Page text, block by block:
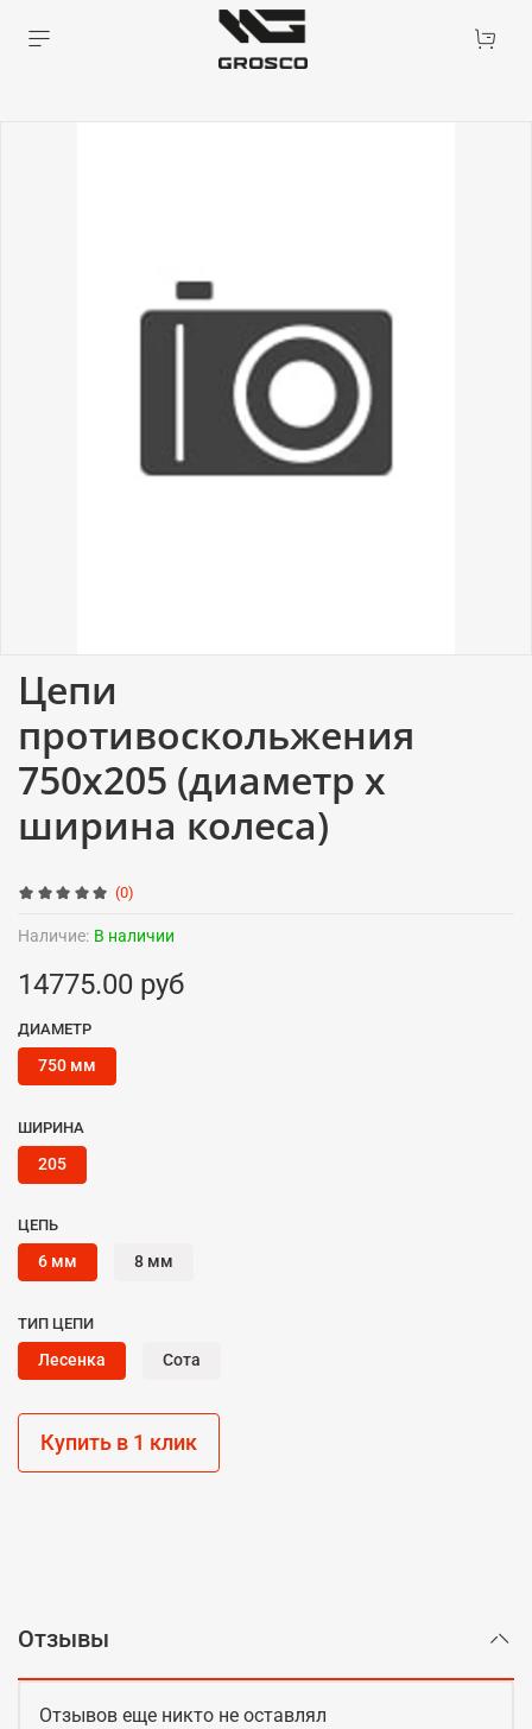
(0)
Наличие: В наличии
Цепи
противоскольжения
750x205 (диаметр x
ширина колеса)
14775.00 руб
Купить в 1 клик
ДИАМЕТР
750 мм
ШИРИНА
205
ЦЕПЬ
6 мм 8 мм
ТИП ЦЕПИ
Лесенка Сота
Отзывы
Отзывов еще никто не оставлял